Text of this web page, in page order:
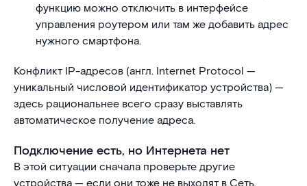
функцию можно отключить в интерфейсе
управления роутером или там же добавить адрес
нужного смартфона.
Конфликт IP-адресов (англ. Internet Protocol —
уникальный числовой идентификатор устройства) —
здесь рациональнее всего сразу выставлять
автоматическое получение адреса.
Подключение есть, но Интернета нет
В этой ситуации сначала проверьте другие